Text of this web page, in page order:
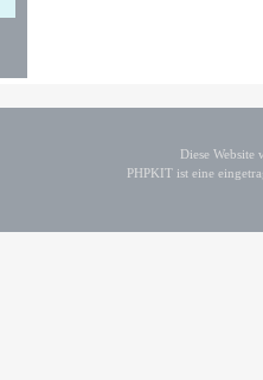
Diese
PHPKIT ist eine